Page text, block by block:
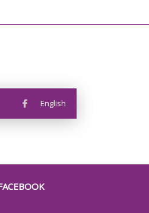
English